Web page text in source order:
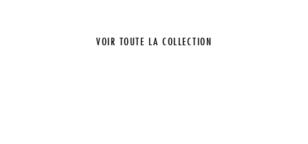
VOIR TOUTE LA COLLECTION